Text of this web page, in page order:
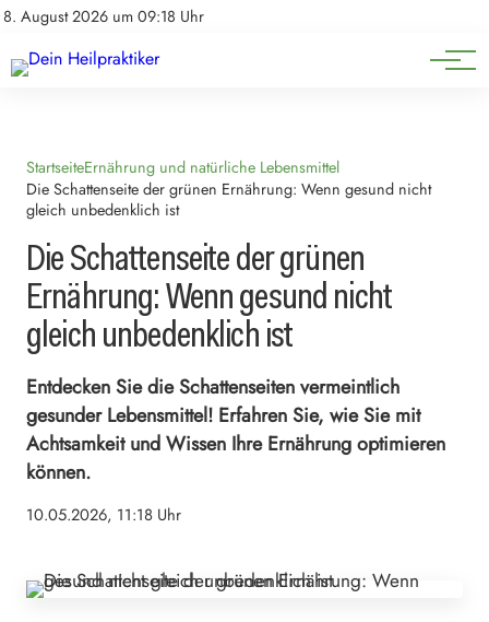
8. August 2026 um 09:18 Uhr
Impressum
Natürliche Medizin
Heilpflanzen & Kräuterkunde
StartseiteErnährung und natürliche Lebensmittel
Die Schattenseite der grünen Ernährung: Wenn gesund nicht
gleich unbedenklich ist
Die Schattenseite der grünen
Ernährung: Wenn gesund nicht
gleich unbedenklich ist
Entdecken Sie die Schattenseiten vermeintlich
gesunder Lebensmittel! Erfahren Sie, wie Sie mit
Achtsamkeit und Wissen Ihre Ernährung optimieren
können.
10.05.2026, 11:18 Uhr